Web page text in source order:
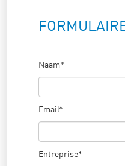
Naam*
Email*
Entreprise*